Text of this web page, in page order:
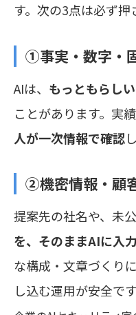
す。次の3点は必ず押
①事実・数字・
AIは、 もっともらし
ことがあります。実
人が一次情報で確認
②機密情報・顧
提案先の社名や、未
を、そのままAIに入
な構成・文章づくり
し込む運用が安全で